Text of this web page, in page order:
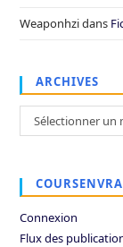
Weaponhzidans
ARCHIVES
Archives
Sélectionner un
Connexion
Flux des